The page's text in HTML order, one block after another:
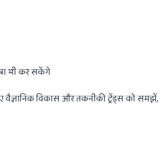
भी कर सकेंगे
वैज्ञानिक विकास और तकनीकी ट्रेंड्स को समझें,